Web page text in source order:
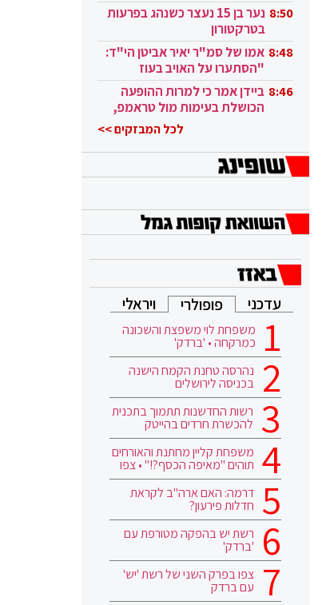
8:50
נער בן 15 נעצר כשנהג בפרעות
בטרקטורון
8:48 אמו של סמ"ר יאיר אביטן הי"ד:
"הסתערו על האויב בעוז
ובגבורה" 8:46 ביידן אמר כי למרות ההופעה
הכושלת בעימות מול טראמפ,
לכל המבזקים >>
עדכני פופולרי ויראלי
משפחת לוי משפצת והשכונה
כמרקחה • 'ברדק'
נהרסה טחנת הקמח הישנה
בכניסה לירושלים
רשות החדשנות תתמוך בתכנית
להכשרת חרדים בהייטק
משפחת קליין מחתנת והאורחים
תוהים "מאיפה הכסף?!" • צפו
דרמה: האם ארה"ב לקראת
חדלות פירעון?
רשת יש בהפקה מטורפת עם
'ברדק'
צפו בפרק השני של רשת 'יש'
עם ברדק